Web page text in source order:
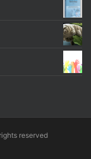
reserved